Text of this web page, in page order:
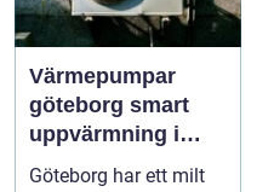
Värmepumpar
göteborg smart
uppvärmning i
kustklimat
Göteborg har ett milt